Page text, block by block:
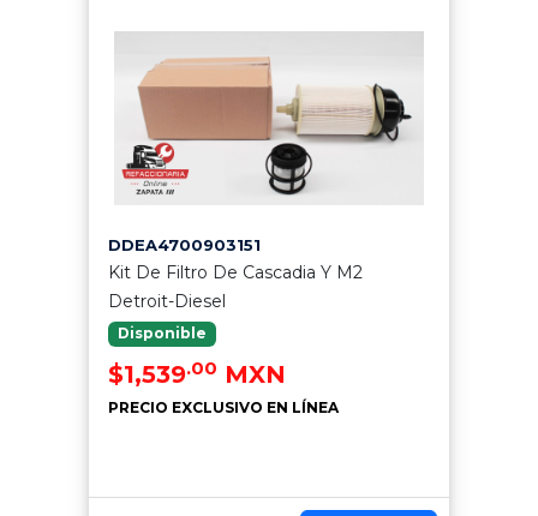
DDEA4700903151
Kit De Filtro De Cascadia Y M2
Detroit-Diesel
Disponible
$1,539.00 MXN
PRECIO EXCLUSIVO EN LÍNEA